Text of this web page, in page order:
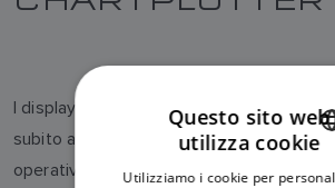
I display di navigazione Raymarine ti
subito al comando grazie alla semplicità
operativo LightHouse. La linea Axiom
Questo sito web
utilizza cookie
Utilizziamo i cookie per